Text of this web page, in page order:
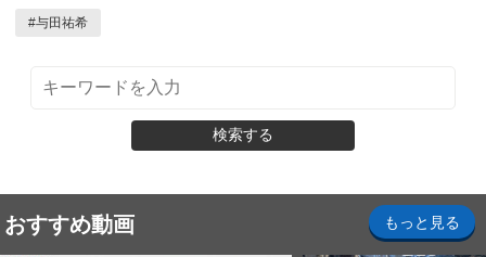
#与田祐希
検索する
おすすめ動画 もっと見る